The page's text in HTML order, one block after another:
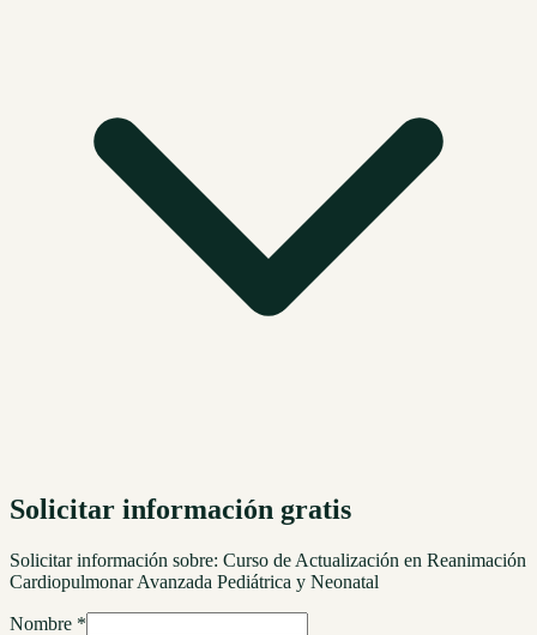
Solicitar información gratis
Solicitar información sobre: Curso de Actualización en Reanimación
Cardiopulmonar Avanzada Pediátrica y Neonatal
Nombre *